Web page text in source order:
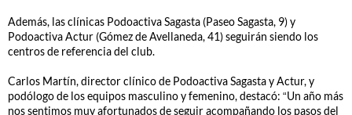
Además, las clínicas Podoactiva Sagasta (Paseo Sagasta, 9) y
Podoactiva Actur (Gómez de Avellaneda, 41) seguirán siendo los
centros de referencia del club.
Carlos Martín, director clínico de Podoactiva Sagasta y Actur, y
podólogo de los equipos masculino y femenino, destacó: “Un año más
nos sentimos muy afortunados de seguir acompañando los pasos del